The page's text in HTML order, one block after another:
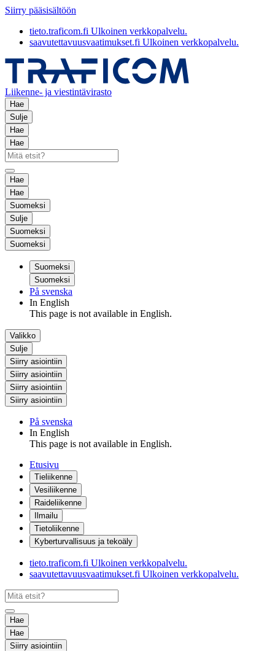
Siirry pääsisältöön
tieto.traficom.fi Ulkoinen verkkopalvelu.
saavutettavuusvaatimukset.fi Ulkoinen verkkopalvelu.
Liikenne- ja viestintävirasto
Hae
Sulje
Hae
Hae
Hae
Hae
Suomeksi
Sulje
Suomeksi
Suomeksi
Suomeksi
Suomeksi
På svenska
In English
This page is not available in English.
Valikko
Sulje
Siirry asiointiin
Siirry asiointiin
Siirry asiointiin
Siirry asiointiin
På svenska
In English
This page is not available in English.
Etusivu
Tieliikenne
Vesiliikenne
Raideliikenne
Ilmailu
Tietoliikenne
Kyberturvallisuus ja tekoäly
tieto.traficom.fi Ulkoinen verkkopalvelu.
saavutettavuusvaatimukset.fi Ulkoinen verkkopalvelu.
Hae
Hae
Siirry asiointiin